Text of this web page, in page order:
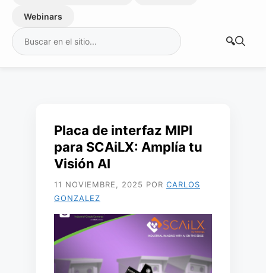
Webinars
Buscar:
Placa de interfaz MIPI
para SCAiLX: Amplía tu
Visión AI
11 NOVIEMBRE, 2025 POR CARLOS
GONZALEZ